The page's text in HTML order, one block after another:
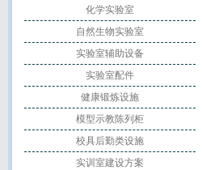
化学实验室
自然生物实验室
实验室辅助设备
实验室配件
健康锻炼设施
模型示教陈列柜
校具后勤类设施
实训室建设方案